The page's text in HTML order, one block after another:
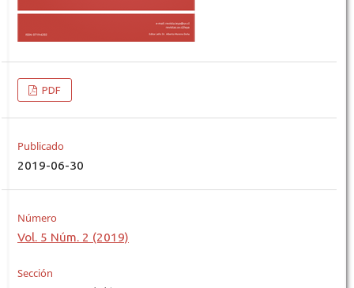
PDF
Publicado
2019-06-30
Número
Vol. 5 Núm. 2 (2019)
Sección